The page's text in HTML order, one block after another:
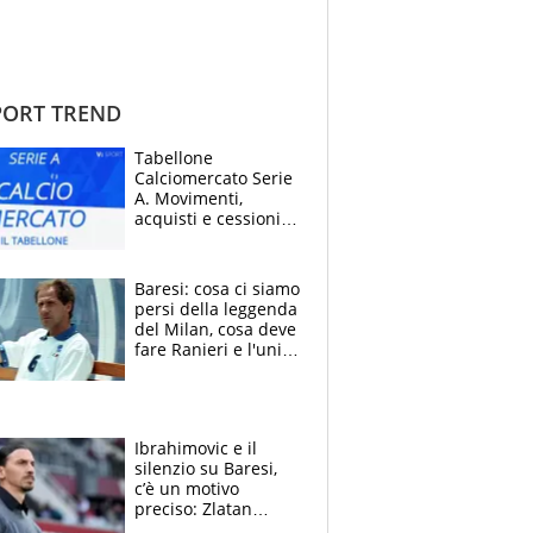
TREND
Tabellone
Calciomercato Serie
A. Movimenti,
acquisti e cessioni:
Baresi: cosa ci siamo
persi della leggenda
del Milan, cosa deve
fare Ranieri e l'unico
Ibrahimovic e il
silenzio su Baresi,
c’è un motivo
preciso: Zlatan